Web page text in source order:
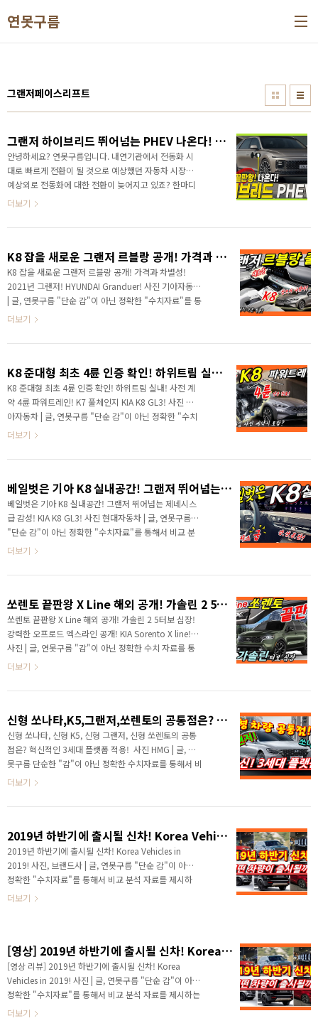
연못구름
그랜저페이스리프트
그랜저 하이브리드 뛰어넘는 PHEV 나온다! 좋은데.. 문제는 가격! 하이브리드+전기차+PHEV!
안녕하세요? 연못구름입니다. 내연기관에서 전동화 시
대로 빠르게 전환이 될 것으로 예상했던 자동차 시장은
예상외로 전동화에 대한 전환이 늦어지고 있죠? 한마디
로 브레이크가 걸린 것인데.. 채널에서는 전동화는 분명
정비 등이 발목을 잡기 때문에 시기상조라고 여러번 알
요!
더보기
K8 잡을 새로운 그랜저 르블랑 공개! 가격과 차별성! 2021년 그랜저! HYUNDAI Granduer!
K8 잡을 새로운 그랜저 르블랑 공개! 가격과 차별성!
2021년 그랜저! HYUNDAI Granduer! 사진 기아자동차
| 글, 연못구름 "단순 감"이 아닌 정확한 "수치자료"를 통
해서 비교 분석 자료를 제시하는 연못구름입니다! 대한민
저가 최근 출시된 K8을 잡기 위해서 새로운 트림인 르블
한 전략이라고 할 수 있는데 과연 통할 수 있을까요? 유유
자적했던 그랜저가 바쁘게 움직이고 있습니다. K7 풀체
인지인 K8이 공개되고 사전계약 첫날 1만 8015대가 계
약되며 기아 역대 최다 첫날 기록을 새로 썼습니다. 설마
은 곧 판매량으로 이어지기 때문..
더보기
K8 준대형 최초 4륜 인증 확인! 하위트림 실내! 사전 계약! K7 풀체인지 GL3
K8 준대형 최초 4륜 인증 확인! 하위트림 실내! 사전 계
약 4륜 파워트레인! K7 풀체인지 KIA K8 GL3! 사진 기
아자동차 | 글, 연못구름 "단순 감"이 아닌 정확한 "수치
자료"를 통해서 비교 분석 자료를 제시하는 연못구름입
이 이름 변경과 함께 공개가 되면서 확 달라진 디자인 때
지만, 디자인은 멋지다는 반응이 일반적인 것 같습니다.
특히 화이트 색상의 경우, 초기에는 부정적이 반응이 높
았는데, 자주 보니 적응이 된다는 분위기도 있습니다. 개
인적으로는 아직도 어색한 것 같네요. 반면에 어두운 색
K8과 찰떡궁합인 것 같네요. 정말 잘 어..
더보기
베일벗은 기아 K8 실내공간! 그랜저 뛰어넘는 제네시스급 감성! KIA K8 GL3!
베일벗은 기아 K8 실내공간! 그랜저 뛰어넘는 제네시스
급 감성! KIA K8 GL3! 사진 현대자동차 | 글, 연못구름
"단순 감"이 아닌 정확한 "수치자료"를 통해서 비교 분
석 자료를 제시하는 연못구름입니다! 안녕하세요? 연못
름을 한 단계 위인 K8로 변경하고 공개가 되었습니다. 공
때에 디자인으로 호평을 받았죠? G80이나 K5를 연상시
킬 정도로 디자인에 있어서 좋은 평가를 받고 있습니다.
하지만 디자인은 반응과 달리... 오히려 색상에 대한 호불
호가 이어지고 있는데, 어두운 색상은 역시 진리인가요?
경계가 없는 그릴은 지금까지 블랙..
더보기
쏘렌토 끝판왕 X Line 해외 공개! 가솔린 2 5터보 심장! 강력한 오프로드 엑스라인 공개! KIA Sorento X line!
쏘렌토 끝판왕 X Line 해외 공개! 가솔린 2 5터보 심장!
강력한 오프로드 엑스라인 공개! KIA Sorento X line!
사진 | 글, 연못구름 ​"감"이 아닌 정확한 수치 자료를 통
해서 비교 분석 자료를 제시하는 연못구름입니다! 안녕
다! 쏘렌토 끝판왕이라는 제목으로 알려드렸는데, 부동
먼저 공개가 되었습니다. # 영상으로 보시면 보다 세부
적인 정보를 얻을 수 있습니다. 얼마나 끝판왕답게 변신
했을까요? 외부 디자인도 조금 차이가 있습니다. 끝판왕
답게 멋진 색상도 제공되는데, 최근 분위기라면 이런 색
딥 그린 컬러입니다. 진중하고 ..
더보기
신형 쏘나타,K5,그랜저,쏘렌토의 공통점은? 혁신적인 3세대 플랫폼 적용! ​
신형 쏘나타, 신형 K5, 신형 그랜저, 신형 쏘렌토의 공통
점은? 혁신적인 3세대 플랫폼 적용! ​ 사진 HMG | 글, 연
못구름 단순한 "감"이 아닌 정확한 수치자료를 통해서 비
교 분석 자료를 제시하는 연못구름입니다! 안녕하세요?
플랫폼을 자주 소개하고 (중요하다고) 강조하고 있습니
폼을 처음 적용한 신형 쏘나타가 출시되면서 지금까지 멋
진 디자인, 쾌적한 실내공간, 여유로운 트렁크 적재용량,
파워트레인을 기준으로 차량을 구입하셨던 분들께서 플
랫폼에 대해서 자주 질문을 주시고 있습니다. 이유는 자
리 말씀드리면 플랫폼은 여러분이 알고 계신 ..
더보기
2019년 하반기에 출시될 신차! Korea Vehicles in 2019!
2019년 하반기에 출시될 신차! Korea Vehicles in
2019! 사진, 브랜드사 | 글, 연못구름 "단순 감"이 아닌
정확한 "수치자료"를 통해서 비교 분석 자료를 제시하
는 연못구름입니다! 안녕하세요? 연못구름입니다. 어느
에 상반기에 출시된 차량을 짧게 살펴보고 하반기에 출
시될 차량을 살펴보겠습니다. # 2019년 상반기에 출시
된 신차! ▲ SOURCE : 렉스턴 칸 올해 출시된 첫 번째
차량은 렉스턴 스포츠 칸입니다. 기억하실 분들도 있겠
지만 쌍용차는 작년부터 국내 자동차 제조사 중에서 가
장 먼저 차량을 선보이고 있습니다. 20..
더보기
[영상] 2019년 하반기에 출시될 신차! Korea Vehicles in 2019!
[영상 리뷰] 2019년 하반기에 출시될 신차! Korea
Vehicles in 2019! 사진 | 글, 연못구름 "단순 감"이 아닌
정확한 "수치자료"를 통해서 비교 분석 자료를 제시하는
연못구름입니다! 안녕하세요? 연못구름입니다. 어느덧
더보기